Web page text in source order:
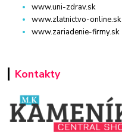
www.uni-zdrav.sk
www.zlatnictvo-online.sk
www.zariadenie-firmy.sk
Kontakty